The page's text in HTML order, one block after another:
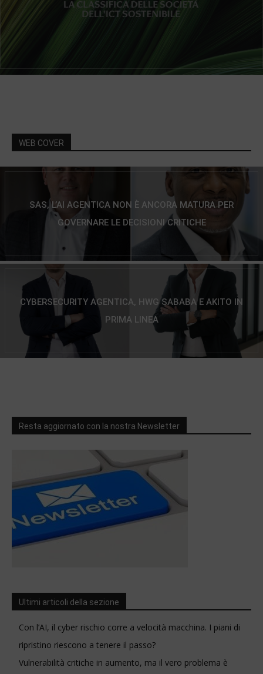
WEB COVER
SAS, L’AI AGENTICA NON È ANCORA MATURA PER
GOVERNARE LE DECISIONI CRITICHE
CYBERSECURITY AGENTICA, HWG SABABA E AKITO IN
PRIMA LINEA
Resta aggiornato con la nostra Newsletter
Ultimi articoli della sezione
Con l’AI, il cyber rischio corre a velocità macchina. I piani di
ripristino riescono a tenere il passo?
Vulnerabilità critiche in aumento, ma il vero problema è